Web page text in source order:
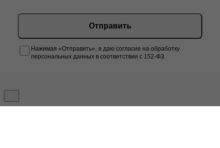
Отправить
Нажимая «Отправить», я даю согласие на обработку
персональных данных в соответствии с 152-ФЗ.